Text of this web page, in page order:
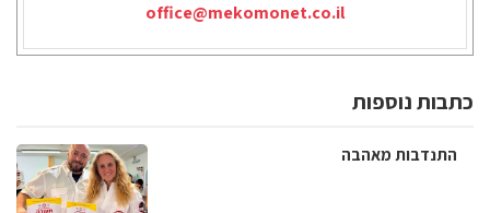
office@mekomonet.co.il
כתבות נוספות
התנדבות מאהבה